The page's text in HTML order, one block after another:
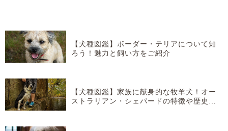
【犬種図鑑】ボーダー・テリアについて知
ろう！魅力と飼い方をご紹介
【犬種図鑑】家族に献身的な牧羊犬！オー
ストラリアン・シェパードの特徴や歴史な